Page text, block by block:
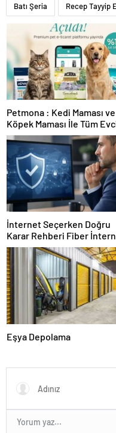
Batı Şeria Recep Tayyip
Petmona : Kedi Maması ve
Köpek Maması İle Tüm
Hayvan Ürünleri
İnternet Seçerken Doğru
Karar Rehberi Fiber
ve Ev İnterneti
Eşya Depolama